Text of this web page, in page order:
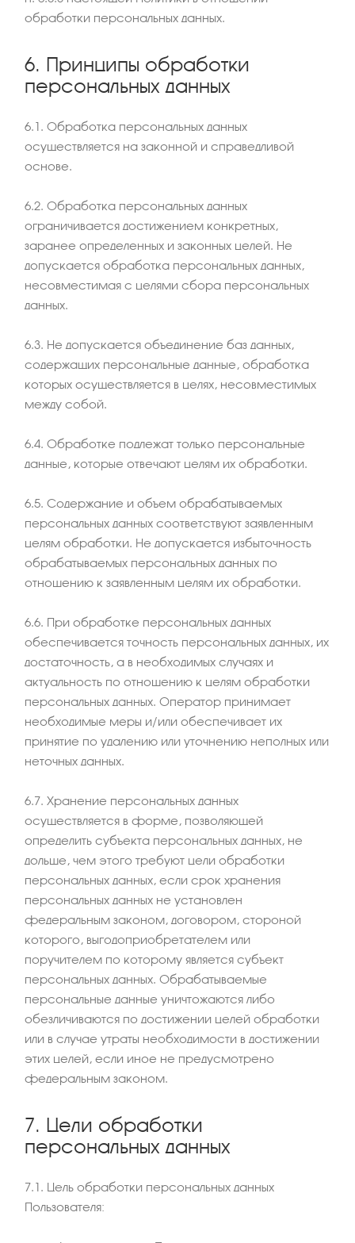
обработки персональных данных.
6. Принципы обработки
персональных данных
6.1. Обработка персональных данных
осуществляется на законной и справедливой
основе.
6.2. Обработка персональных данных
ограничивается достижением конкретных,
заранее определенных и законных целей. Не
допускается обработка персональных данных,
несовместимая с целями сбора персональных
данных.
6.3. Не допускается объединение баз данных,
содержащих персональные данные, обработка
которых осуществляется в целях, несовместимых
между собой.
6.4. Обработке подлежат только персональные
данные, которые отвечают целям их обработки.
6.5. Содержание и объем обрабатываемых
персональных данных соответствуют заявленным
целям обработки. Не допускается избыточность
обрабатываемых персональных данных по
отношению к заявленным целям их обработки.
6.6. При обработке персональных данных
обеспечивается точность персональных данных, их
достаточность, а в необходимых случаях и
актуальность по отношению к целям обработки
персональных данных. Оператор принимает
необходимые меры и/или обеспечивает их
принятие по удалению или уточнению неполных или
неточных данных.
6.7. Хранение персональных данных
осуществляется в форме, позволяющей
определить субъекта персональных данных, не
дольше, чем этого требуют цели обработки
персональных данных, если срок хранения
персональных данных не установлен
федеральным законом, договором, стороной
которого, выгодоприобретателем или
поручителем по которому является субъект
персональных данных. Обрабатываемые
персональные данные уничтожаются либо
обезличиваются по достижении целей обработки
или в случае утраты необходимости в достижении
этих целей, если иное не предусмотрено
федеральным законом.
7. Цели обработки
персональных данных
7.1. Цель обработки персональных данных
Пользователя: